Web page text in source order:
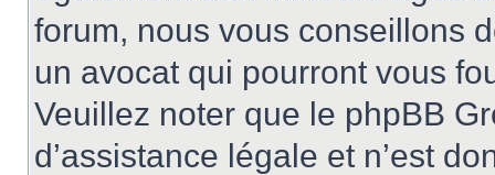
forum, nous vous conseillons
un avocat qui pourront vous
Veuillez noter que le phpBB
d’assistance légale et n’est